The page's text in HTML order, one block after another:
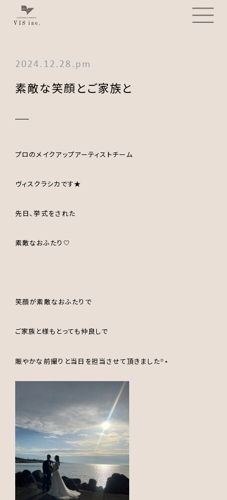
2024.12.28.pm
素敵な笑顔とご家族と
プロのメイクアップアーティストチーム
ヴィスクラシカです★
先日、挙式をされた
素敵なおふたり🤍
笑顔が素敵なおふたりで
ご家族と様もとっても仲良しで
賑やかな前撮りと当日を担当させて頂きました꙳⋆